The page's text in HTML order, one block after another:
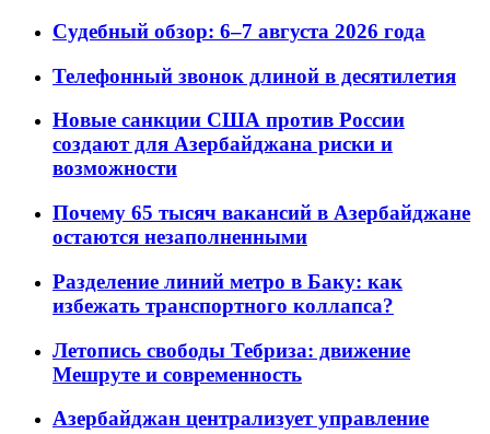
Судебный обзор: 6–7 августа 2026 года
Телефонный звонок длиной в десятилетия
Новые санкции США против России
создают для Азербайджана риски и
возможности
Почему 65 тысяч вакансий в Азербайджане
остаются незаполненными
Разделение линий метро в Баку: как
избежать транспортного коллапса?
Летопись свободы Тебриза: движение
Мешруте и современность
Азербайджан централизует управление